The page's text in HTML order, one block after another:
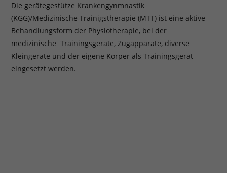
Die gerätegestütze Krankengynmnastik
(KGG)/Medizinische Trainigstherapie (MTT) ist eine aktive
Behandlungsform der Physiotherapie, bei der
medizinische Trainingsgeräte, Zugapparate, diverse
Kleingeräte und der eigene Körper als Trainingsgerät
eingesetzt werden.